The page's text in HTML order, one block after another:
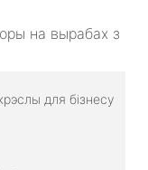
на вырабах з